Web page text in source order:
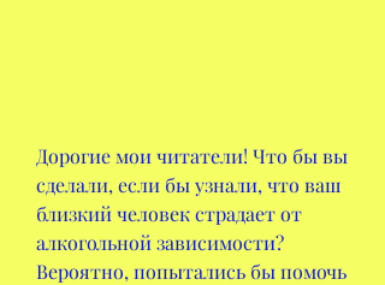
Дорогие мои читатели! Что бы вы
сделали, если бы узнали, что ваш
близкий человек страдает от
алкогольной зависимости?
Вероятно, попытались бы помочь